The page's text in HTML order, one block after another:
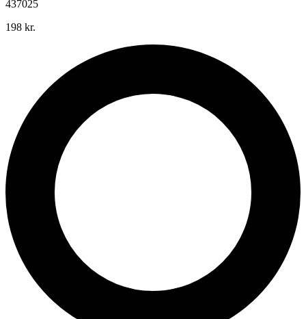
437025
198 kr.